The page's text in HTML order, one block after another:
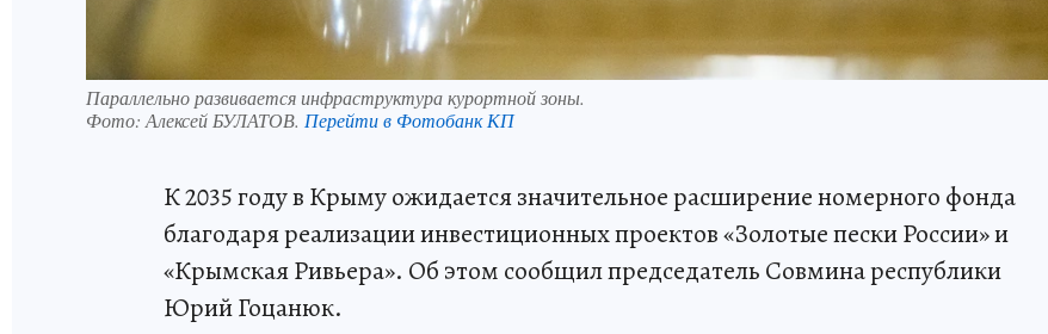
Параллельно развивается инфраструктура курортной зоны.
Фото: Алексей БУЛАТОВ. Перейти в Фотобанк КП
К 2035 году в Крыму ожидается значительное расширение номерного фонда
благодаря реализации инвестиционных проектов «Золотые пески России» и
«Крымская Ривьера». Об этом сообщил председатель Совмина республики
Юрий Гоцанюк.